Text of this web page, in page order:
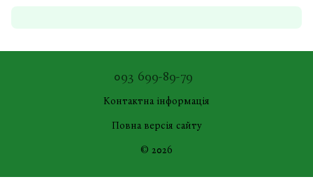
093 699-89-79
Контактна інформація
Повна версія сайту
© 2026